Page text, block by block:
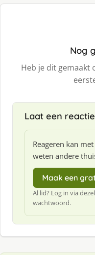
Nog
Heb je dit gemaakt
Laat een
Reageren kan
weten andere
Maak een
Al lid? Log in via
wachtwoord.